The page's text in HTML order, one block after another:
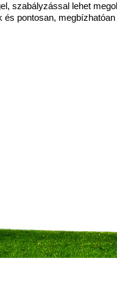
szabályzással lehet
és pontosan, megbízhatóan